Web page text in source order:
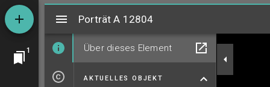
1
MiradorPorträt A 12804
Über dieses Element
AKTUELLES OBJEKT
Porträt A 12804